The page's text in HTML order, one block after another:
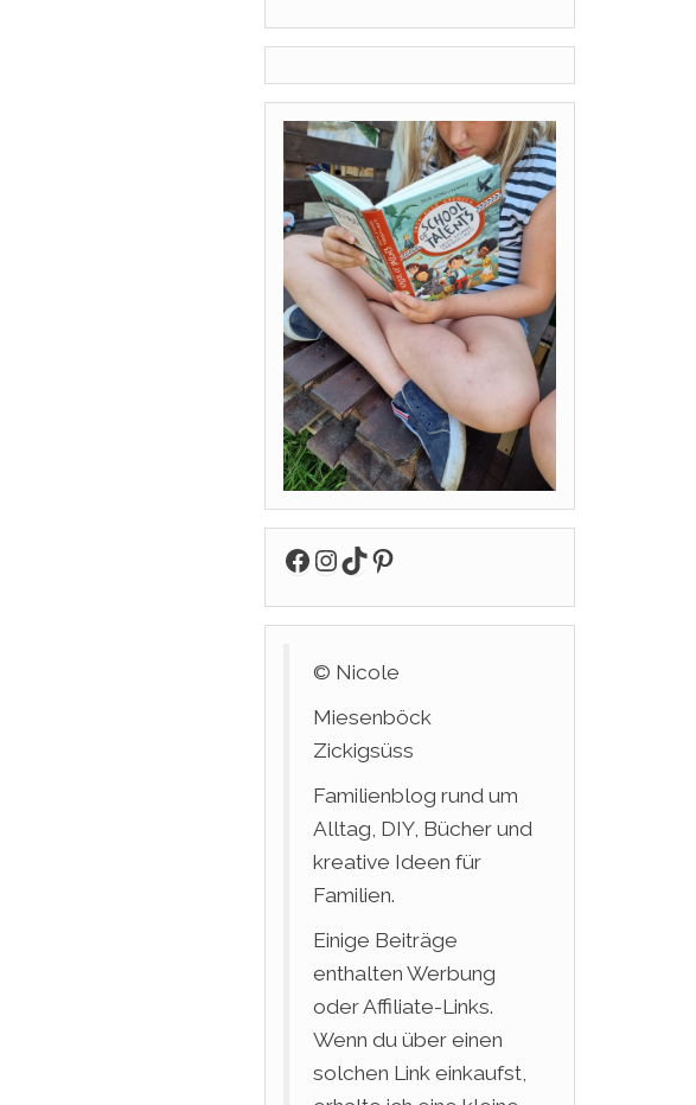
Facebook
Instagram
TikTok
Pinterest
© Nicole
Miesenböck
Zickigsüss
Familienblog rund um
Alltag, DIY, Bücher und
kreative Ideen für
Familien.
Einige Beiträge
enthalten Werbung
oder Affiliate-Links.
Wenn du über einen
solchen Link einkaufst,